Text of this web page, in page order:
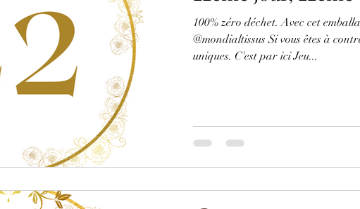
100% zéro déchet. Avec cet
@mondialtissus Si vous êtes à
uniques. C'est par ici Jeu...